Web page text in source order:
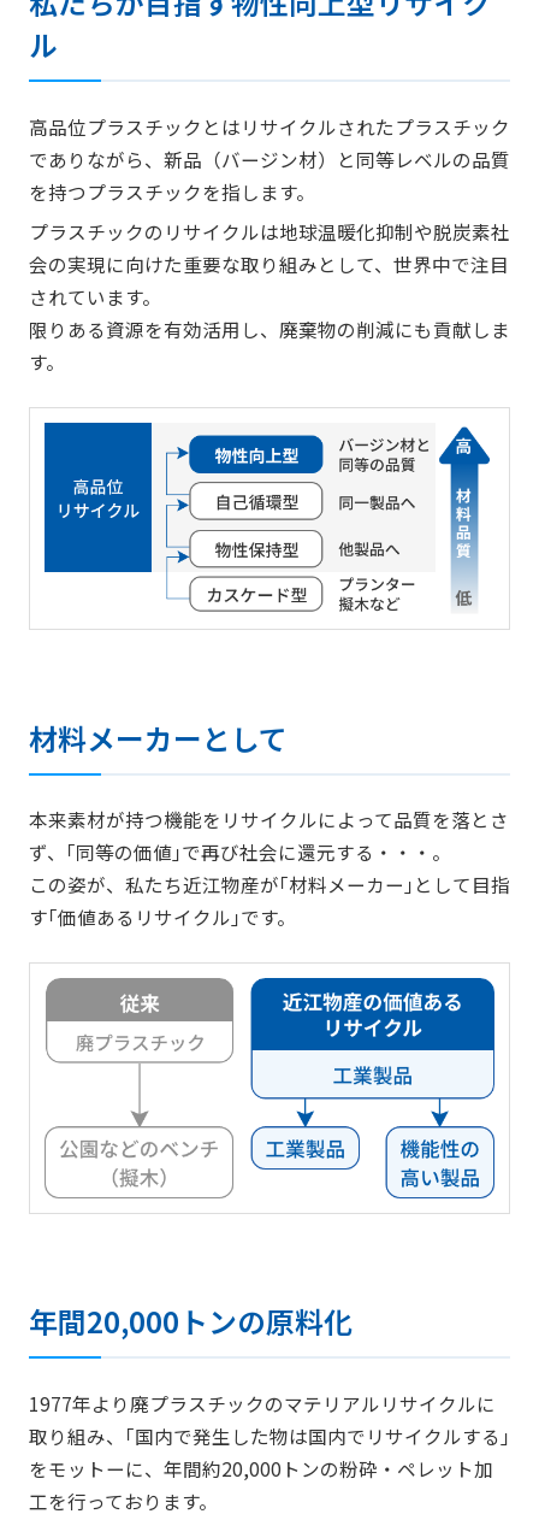
ル
高品位プラスチックとはリサイクルされたプラスチック
でありながら、新品（バージン材）と同等レベルの品質
を持つプラスチックを指します。
プラスチックのリサイクルは地球温暖化抑制や脱炭素社
会の実現に向けた重要な取り組みとして、世界中で注目
されています。
限りある資源を有効活用し、廃棄物の削減にも貢献しま
す。
材料メーカーとして
本来素材が持つ機能をリサイクルによって品質を落とさ
ず、｢同等の価値｣で再び社会に還元する・・・。
この姿が、私たち近江物産が｢材料メーカー｣として目指
す｢価値あるリサイクル｣です。
年間20,000トンの原料化
1977年より廃プラスチックのマテリアルリサイクルに
取り組み、｢国内で発生した物は国内でリサイクルする｣
をモットーに、年間約20,000トンの粉砕・ペレット加
工を行っております。